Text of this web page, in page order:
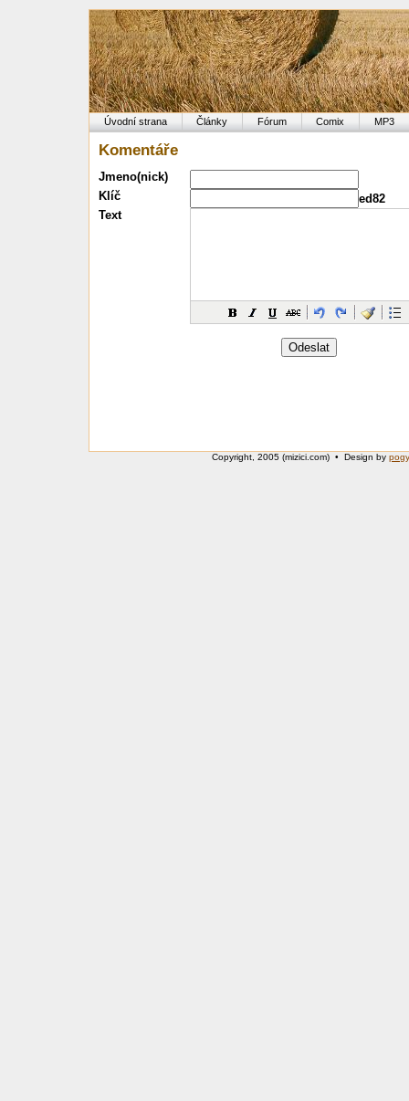
Úvodní strana Články Fórum Comix MP3
Komentáře
Jmeno(nick)
Klíč
ed82
Text
Copyright, 2005 (mizici.com) • Design by